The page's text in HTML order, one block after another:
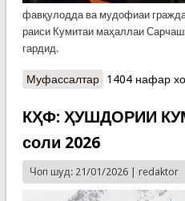
фавқулодда ва мудофиаи
раиси Кумитаи маҳаллаи
гардид.
Муфассалтаро КҲФ-
1404 нафар
КҲФ: ҲУШДОРИИ
соли 2026
Чоп шуд: 21/01/2026 | redaktor